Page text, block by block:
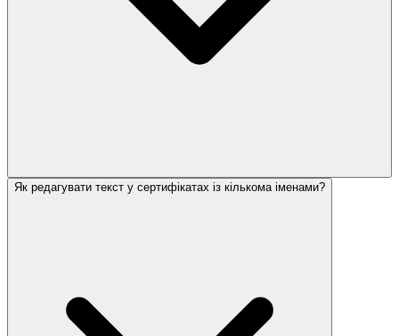
Як редагувати текст у сертифікатах із кількома іменами?